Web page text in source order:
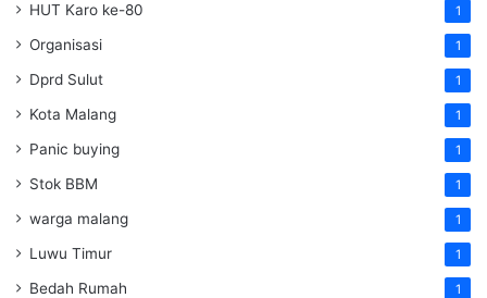
HUT Karo ke-80 1
Organisasi 1
Dprd Sulut 1
Kota Malang 1
Panic buying 1
Stok BBM 1
warga malang 1
Luwu Timur 1
Bedah Rumah 1